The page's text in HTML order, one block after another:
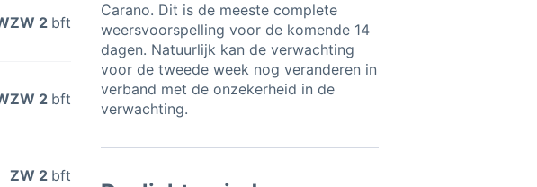
2 bft
2 bft
ZW 2 bft
Carano. Dit is de meeste complete
weersvoorspelling voor de komende 14
dagen. Natuurlijk kan de verwachting
voor de tweede week nog veranderen in
verband met de onzekerheid in de
verwachting.